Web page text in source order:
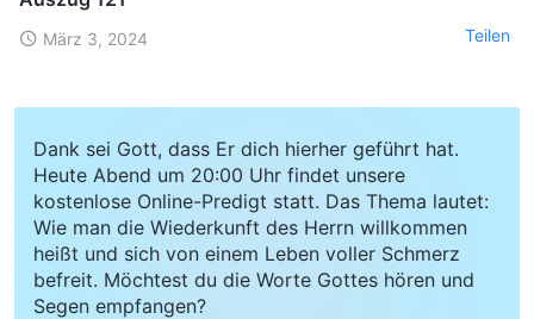
März 3, 2024 Teilen
Dank sei Gott, dass Er dich hierher geführt hat.
Heute Abend um 20:00 Uhr findet unsere
kostenlose Online-Predigt statt. Das Thema lautet:
Wie man die Wiederkunft des Herrn willkommen
heißt und sich von einem Leben voller Schmerz
befreit. Möchtest du die Worte Gottes hören und
Segen empfangen?